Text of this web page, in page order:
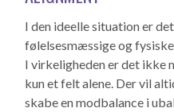
I den ideelle situation er
følelsesmæssige og
I virkeligheden er det
kun et felt alene. Der vil
skabe en modbalance i